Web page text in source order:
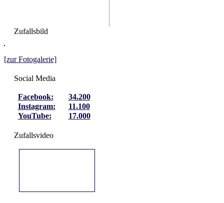
Zufallsbild
[zur Fotogalerie]
Social Media
Facebook:
34.200
Instagram:
11.100
YouTube:
17.000
Zufallsvideo